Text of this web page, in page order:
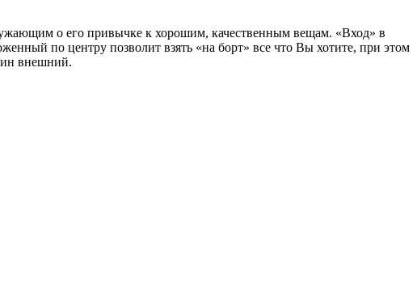
о его привычке к хорошим, качественным вещам. «Вход» в
по центру позволит взять «на борт» все что Вы хотите, при этом
внешний.